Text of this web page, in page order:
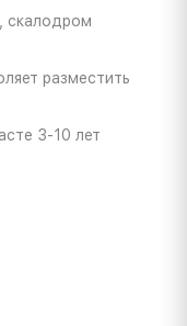
скалодром
разместить
3-10 лет